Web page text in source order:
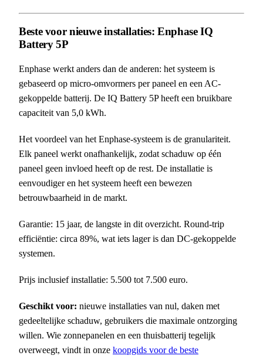
Beste voor nieuwe installaties: Enphase IQ
Battery 5P
Enphase werkt anders dan de anderen: het systeem is
gebaseerd op micro-omvormers per paneel en een AC-
gekoppelde batterij. De IQ Battery 5P heeft een bruikbare
capaciteit van 5,0 kWh.
Het voordeel van het Enphase-systeem is de granulariteit.
Elk paneel werkt onafhankelijk, zodat schaduw op één
paneel geen invloed heeft op de rest. De installatie is
eenvoudiger en het systeem heeft een bewezen
betrouwbaarheid in de markt.
Garantie: 15 jaar, de langste in dit overzicht. Round-trip
efficiëntie: circa 89%, wat iets lager is dan DC-gekoppelde
systemen.
Prijs inclusief installatie: 5.500 tot 7.500 euro.
Geschikt voor: nieuwe installaties van nul, daken met
gedeeltelijke schaduw, gebruikers die maximale ontzorging
willen. Wie zonnepanelen en een thuisbatterij tegelijk
overweegt, vindt in onze koopgids voor de beste